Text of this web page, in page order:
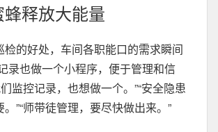
释放大能量
检的好处，车间各职能口的需求瞬间
录也做一个小程序，便于管理和信
监控记录，也想做一个。”“安全隐患
”“师带徒管理，要尽快做出来。”